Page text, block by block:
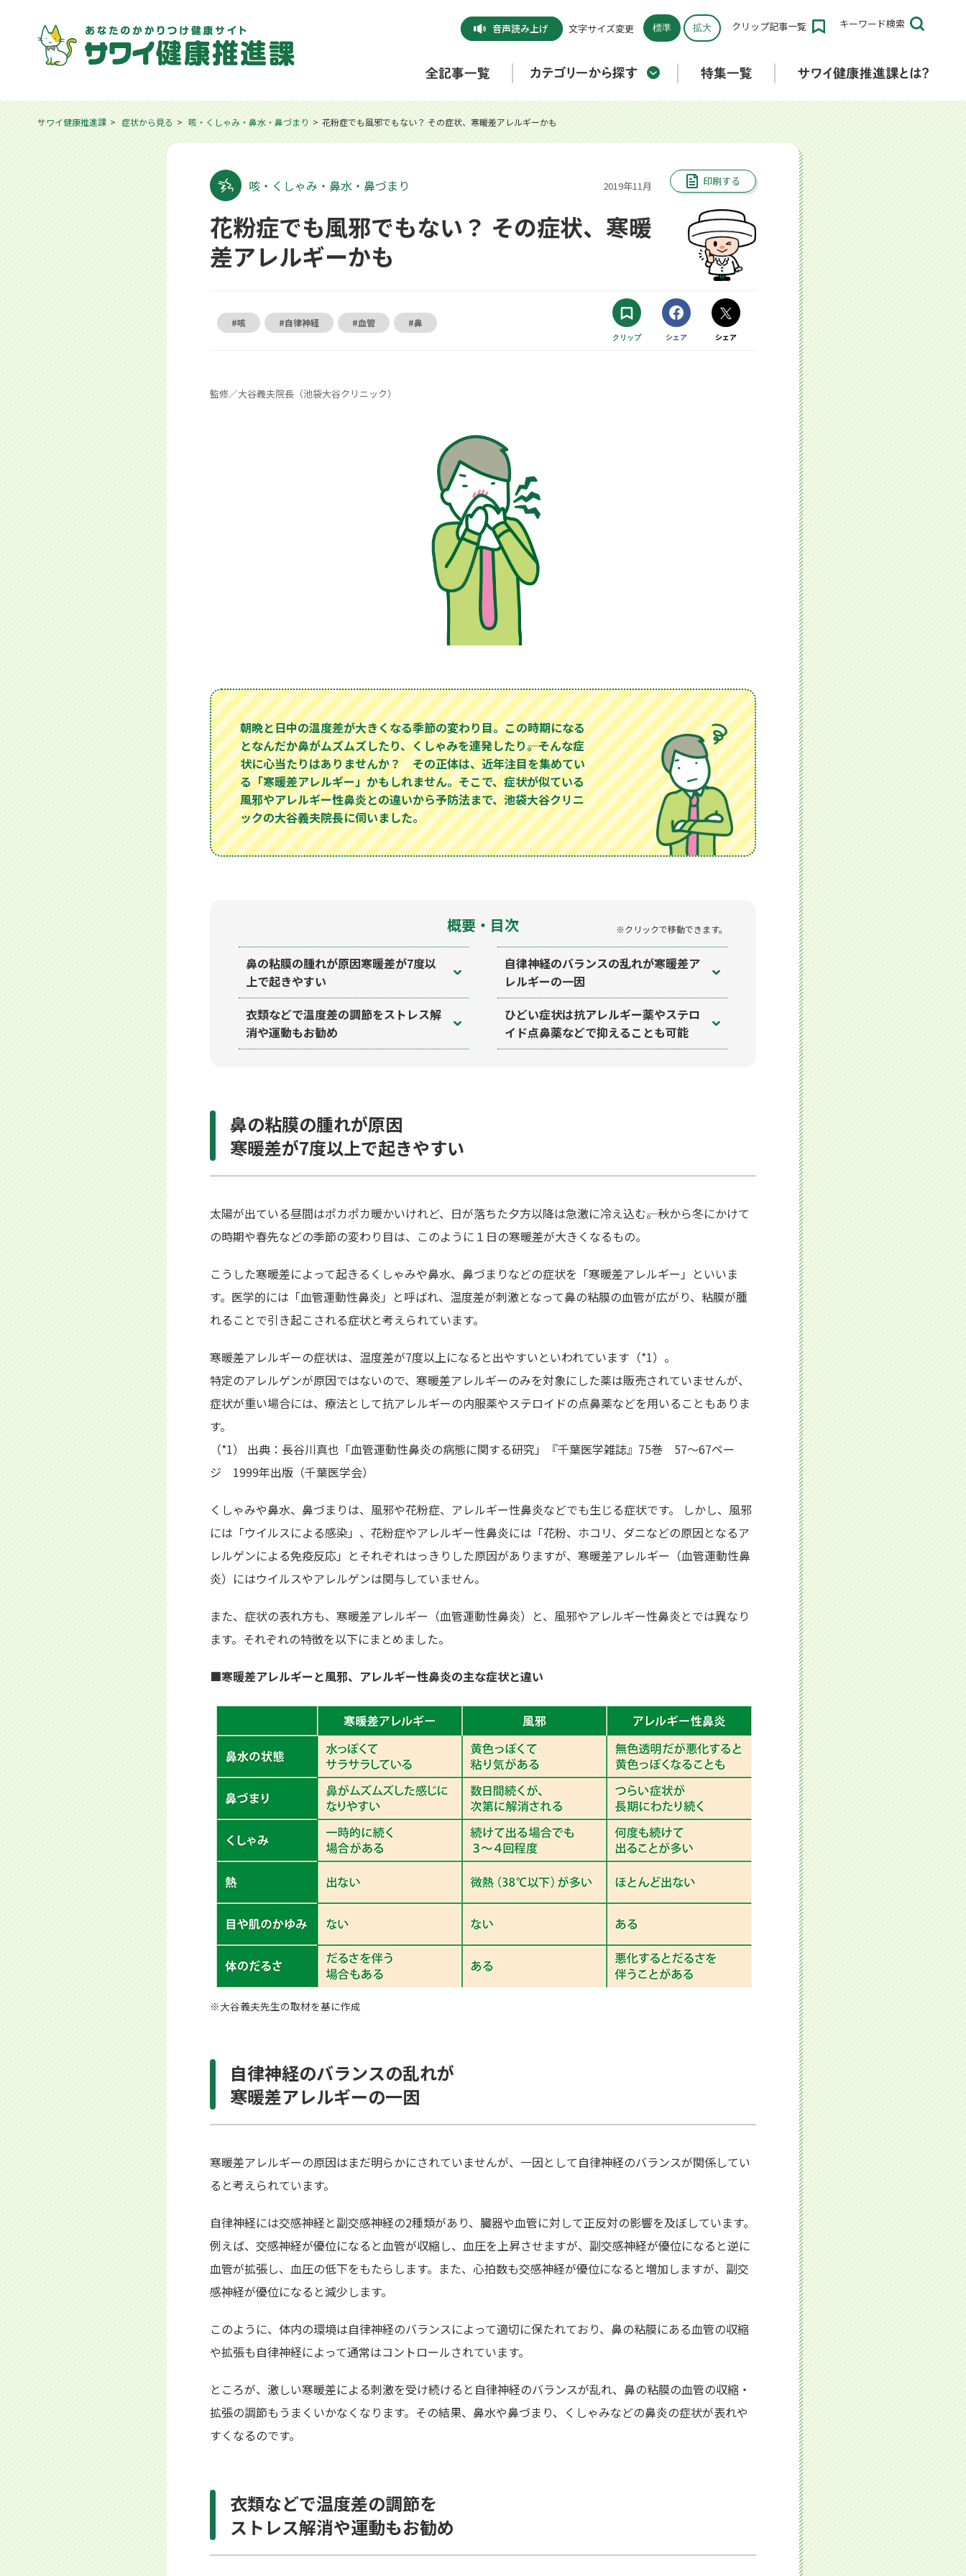
音声読み上げ 文字サイズ変更 標準 拡大 クリップ記事一覧 キーワード検索
折りたたみ済み
サワイ健康推進課 症状から見る 咳・くしゃみ・鼻水・鼻づまり 花粉症でも風邪でもない？ その症状、寒暖差アレルギーかも
咳・くしゃみ・鼻水・鼻づまり 2019年11月
花粉症でも風邪でもない？ その症状、寒暖
差アレルギーかも
印刷する
#咳 #自律神経 #血管 #鼻
クリップ Facebookで
シェア
Xで
シェア
する別ウィンドウで開きます
監修／大谷義夫院長（池袋大谷クリニック）
朝晩と日中の温度差が大きくなる季節の変わり目。この時期になる
となんだか鼻がムズムズしたり、くしゃみを連発したり――。そんな症
状に心当たりはありませんか？ その正体は、近年注目を集めてい
る「寒暖差アレルギー」かもしれません。そこで、症状が似ている
風邪やアレルギー性鼻炎との違いから予防法まで、池袋大谷クリニ
ックの大谷義夫院長に伺いました。
概要・目次 ※クリックで移動できます。
鼻の粘膜の腫れが原因寒暖差が7度以
上で起きやすい
自律神経のバランスの乱れが寒暖差ア
レルギーの一因
衣類などで温度差の調節をストレス解
消や運動もお勧め
ひどい症状は抗アレルギー薬やステロ
イド点鼻薬などで抑えることも可能
鼻の粘膜の腫れが原因
寒暖差が7度以上で起きやすい
太陽が出ている昼間はポカポカ暖かいけれど、日が落ちた夕方以降は急激に冷え込む――。秋から冬にかけて
の時期や春先などの季節の変わり目は、このように１日の寒暖差が大きくなるもの。
こうした寒暖差によって起きるくしゃみや鼻水、鼻づまりなどの症状を「寒暖差アレルギー」といいま
す。医学的には「血管運動性鼻炎」と呼ばれ、温度差が刺激となって鼻の粘膜の血管が広がり、粘膜が腫
れることで引き起こされる症状と考えられています。
寒暖差アレルギーの症状は、温度差が7度以上になると出やすいといわれています（*1）。
特定のアレルゲンが原因ではないので、寒暖差アレルギーのみを対象にした薬は販売されていませんが、
症状が重い場合には、療法として抗アレルギーの内服薬やステロイドの点鼻薬などを用いることもありま
す。
（*1） 出典：長谷川真也「血管運動性鼻炎の病態に関する研究」『千葉医学雑誌』75巻 57〜67ペー
ジ 1999年出版（千葉医学会）
くしゃみや鼻水、鼻づまりは、風邪や花粉症、アレルギー性鼻炎などでも生じる症状です。 しかし、風邪
には「ウイルスによる感染」、花粉症やアレルギー性鼻炎には「花粉、ホコリ、ダニなどの原因となるア
レルゲンによる免疫反応」とそれぞれはっきりした原因がありますが、寒暖差アレルギー（血管運動性鼻
炎）にはウイルスやアレルゲンは関与していません。
また、症状の表れ方も、寒暖差アレルギー（血管運動性鼻炎）と、風邪やアレルギー性鼻炎とでは異なり
ます。それぞれの特徴を以下にまとめました。
■寒暖差アレルギーと風邪、アレルギー性鼻炎の主な症状と違い
※大谷義夫先生の取材を基に作成
自律神経のバランスの乱れが
寒暖差アレルギーの一因
寒暖差アレルギーの原因はまだ明らかにされていませんが、一因として自律神経のバランスが関係してい
ると考えられています。
自律神経には交感神経と副交感神経の2種類があり、臓器や血管に対して正反対の影響を及ぼしています。
例えば、交感神経が優位になると血管が収縮し、血圧を上昇させますが、副交感神経が優位になると逆に
血管が拡張し、血圧の低下をもたらします。また、心拍数も交感神経が優位になると増加しますが、副交
感神経が優位になると減少します。
このように、体内の環境は自律神経のバランスによって適切に保たれており、鼻の粘膜にある血管の収縮
や拡張も自律神経によって通常はコントロールされています。
ところが、激しい寒暖差による刺激を受け続けると自律神経のバランスが乱れ、鼻の粘膜の血管の収縮・
拡張の調節もうまくいかなくなります。その結果、鼻水や鼻づまり、くしゃみなどの鼻炎の症状が表れや
すくなるのです。
衣類などで温度差の調節を
ストレス解消や運動もお勧め